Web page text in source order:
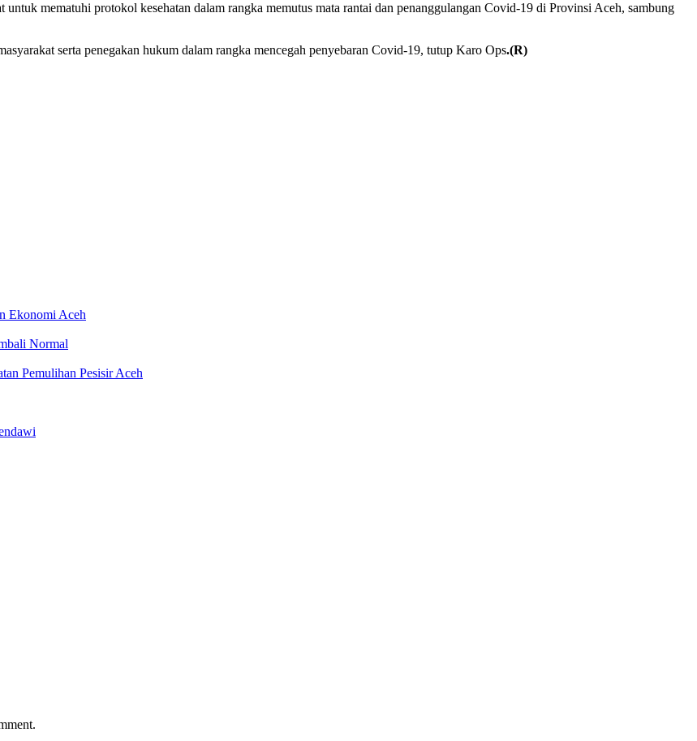
mematuhi protokol kesehatan dalam rangka memutus mata rantai dan penanggulangan Covid-19 di Provinsi Aceh, sambung
serta penegakan hukum dalam rangka mencegah penyebaran Covid-19, tutup Karo Ops.(R)
Ekonomi Aceh
Normal
Pemulihan Pesisir Aceh